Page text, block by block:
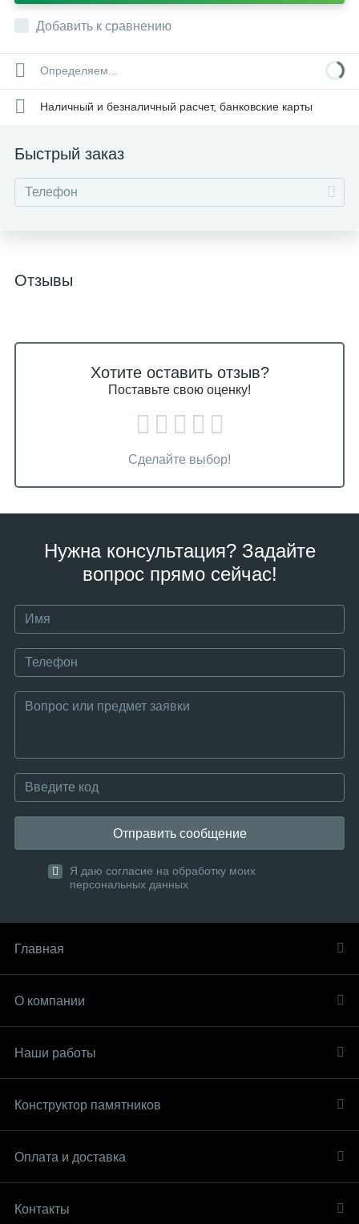
Добавить к сравнению
Определяем...
Наличный и безналичный расчет, банковские карты
Быстрый заказ
Отзывы
Хотите оставить отзыв?
Поставьте свою оценку!
Сделайте выбор!
Нужна консультация? Задайте
вопрос прямо сейчас!
Отправить сообщение
Я даю согласие на обработку моих
персональных данных
Главная
О компании
Наши работы
Конструктор памятников
Оплата и доставка
Контакты